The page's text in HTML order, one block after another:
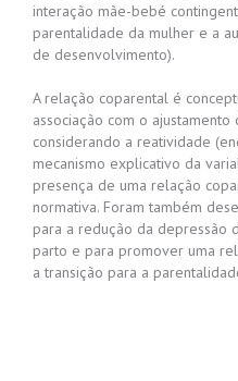
interação mãe-bebé
parentalidade da mulher e a
de desenvolvimento).
A relação coparental é
associação com o
considerando a reatividade
mecanismo explicativo da
presença de uma relação
normativa. Foram também
para a redução da depressão
parto e para promover uma
a transição para a